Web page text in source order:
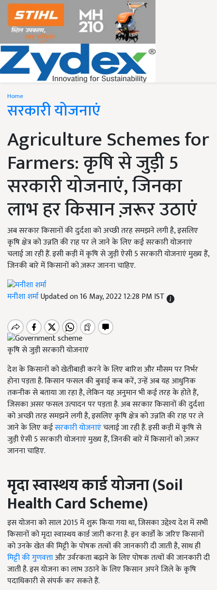
Home
सरकारी योजनाएं
Agriculture Schemes for
Farmers: कृषि से जुड़ी 5
सरकारी योजनाएं, जिनका
लाभ हर किसान ज़रूर उठाएं
अब सरकार किसानों की दुर्दशा को अच्छी तरह समझने लगी है, इसलिए
कृषि क्षेत्र को उन्नति की राह पर ले जाने के लिए कई सरकारी योजनाएं
चलाई जा रही हैं. इसी कड़ी में कृषि से जुड़ी ऐसी 5 सरकारी योजनाएं मुख्य हैं,
जिनकी बारे में किसानों को ज़रूर जानना चाहिए.
मनीशा शर्माUpdated on 16 May, 2022 12:28 PM IST
कृषि से जुड़ी सरकारी योजनाएं
देश के किसानों को खेतीबाड़ी करने के लिए बारिश और मौसम पर निर्भर
होना पड़ता है. किसान फसल की बुवाई कब करें, उन्हें अब यह आधुनिक
तकनीक से बताया जा रहा है, लेकिन यह अनुमान भी कई तरह के होते हैं,
जिसका असर फसल उत्पादन पर पड़ता है. अब सरकार किसानों की दुर्दशा
को अच्छी तरह समझने लगी है, इसलिए कृषि क्षेत्र को उन्नति की राह पर ले
जाने के लिए कईसरकारी योजनाएंचलाई जा रही हैं. इसी कड़ी में कृषि से
जुड़ी ऐसी 5 सरकारी योजनाएं मुख्य हैं, जिनकी बारे में किसानों को ज़रूर
जानना चाहिए.
मृदा स्वास्थय कार्ड योजना (Soil
Health Card Scheme)
इस योजना को साल 2015 में शुरू किया गया था, जिसका उद्देश्य देश में सभी
किसानों को मृदा स्वास्थय कार्ड जारी करना है. इन कार्डों के जरिए किसानों
को उनके खेत की मिट्टी के पोषक तत्वों की जानकारी दी जाती है, साथ ही
मिट्टी की गुणवत्ताऔर उर्वरकता बढ़ाने के लिए पोषक तत्वों की जानकारी दी
जाती है. इस योजना का लाभ उठाने के लिए किसान अपने जिले के कृषि
पदाधिकारी से संपर्क कर सकते हैं.